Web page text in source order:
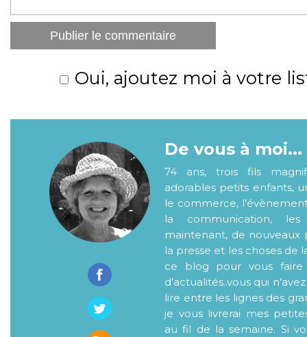
Oui, ajoutez moi à votre
De vous à moi...
74 ans, trois fils
adorables petits enfants,
le commerce,
la communication,
maintenant, de nouveaux
la presse et les choses de
ce blog pour vous faire
d’actualités..vous qui
lire entre les lignes des
je vous livrerai mes
au fil de la semaine. Si